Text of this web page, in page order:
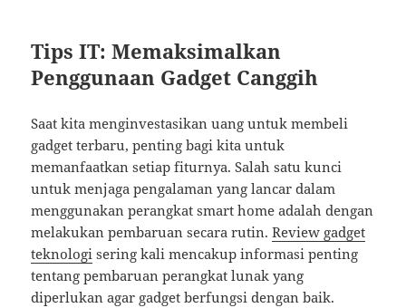
Tips IT: Memaksimalkan
Penggunaan Gadget Canggih
Saat kita menginvestasikan uang untuk membeli
gadget terbaru, penting bagi kita untuk
memanfaatkan setiap fiturnya. Salah satu kunci
untuk menjaga pengalaman yang lancar dalam
menggunakan perangkat smart home adalah dengan
melakukan pembaruan secara rutin.Review gadget
teknologi sering kali mencakup informasi penting
tentang pembaruan perangkat lunak yang
diperlukan agar gadget berfungsi dengan baik.